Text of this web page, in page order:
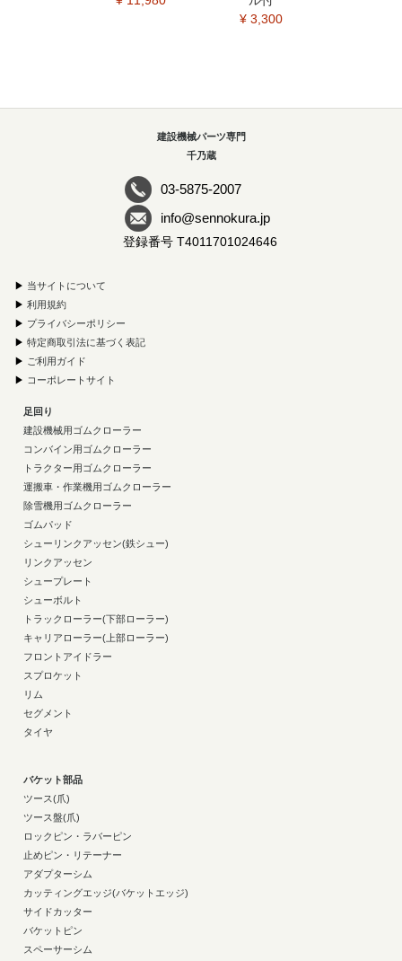
¥ 3,300
建設機械パーツ専門
千乃蔵
03-5875-2007
info@sennokura.jp
登録番号 T4011701024646
▶ 当サイトについて
▶ 利用規約
▶ プライバシーポリシー
▶ 特定商取引法に基づく表記
▶ ご利用ガイド
▶ コーポレートサイト
足回り
建設機械用ゴムクローラー
コンバイン用ゴムクローラー
トラクター用ゴムクローラー
運搬車・作業機用ゴムクローラー
除雪機用ゴムクローラー
ゴムパッド
シューリンクアッセン(鉄シュー)
リンクアッセン
シュープレート
シューボルト
トラックローラー(下部ローラー)
キャリアローラー(上部ローラー)
フロントアイドラー
スプロケット
リム
セグメント
タイヤ
バケット部品
ツース(爪)
ツース盤(爪)
ロックピン・ラバーピン
止めピン・リテーナー
アダプターシム
カッティングエッジ(バケットエッジ)
サイドカッター
バケットピン
スペーサーシム